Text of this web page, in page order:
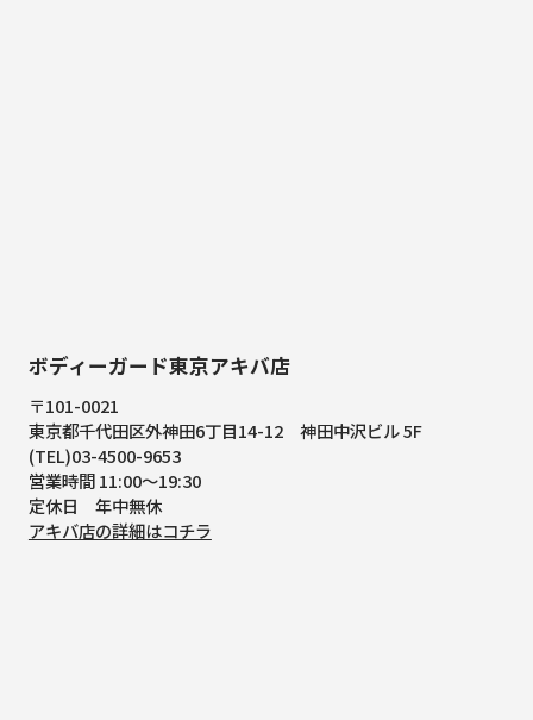
ボディーガード東京アキバ店
〒101-0021
東京都千代田区外神田6丁目14-12 神田中沢ビル 5F
(TEL)03-4500-9653
営業時間 11:00～19:30
定休日 年中無休
アキバ店の詳細はコチラ